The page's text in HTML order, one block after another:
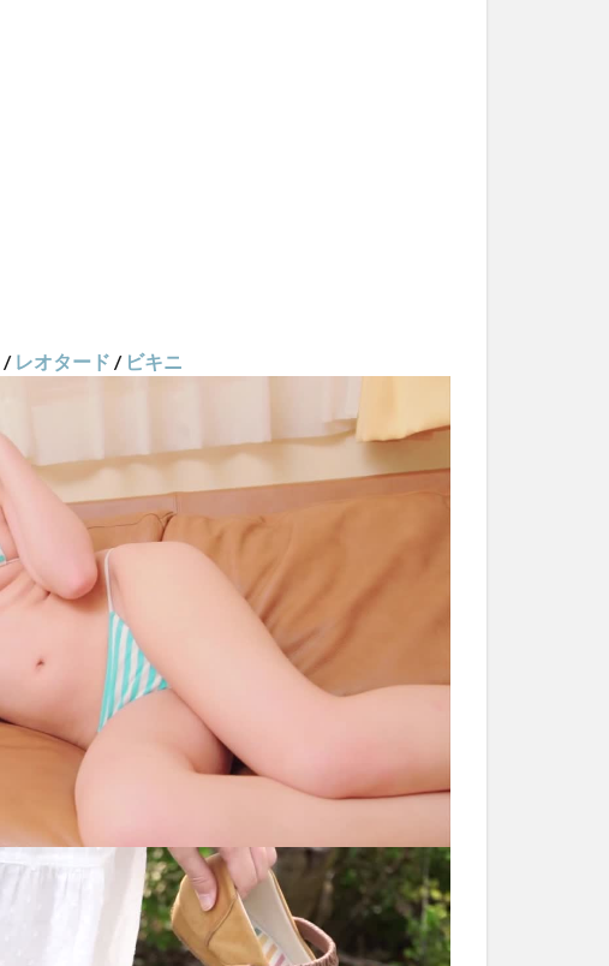
/ レオタード / ビキニ